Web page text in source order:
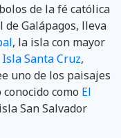
de la fé católica
Galápagos, lleva
, la isla con mayor
Isla Santa Cruz,
uno de los paisajes
como El
San Salvador